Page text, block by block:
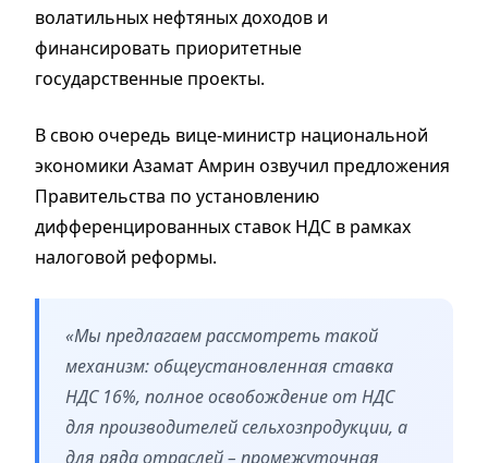
волатильных нефтяных доходов и
финансировать приоритетные
государственные проекты.
В свою очередь вице-министр национальной
экономики Азамат Амрин озвучил предложения
Правительства по установлению
дифференцированных ставок НДС в рамках
налоговой реформы.
«Мы предлагаем рассмотреть такой
механизм: общеустановленная ставка
НДС 16%, полное освобождение от НДС
для производителей сельхозпродукции, а
для ряда отраслей – промежуточная